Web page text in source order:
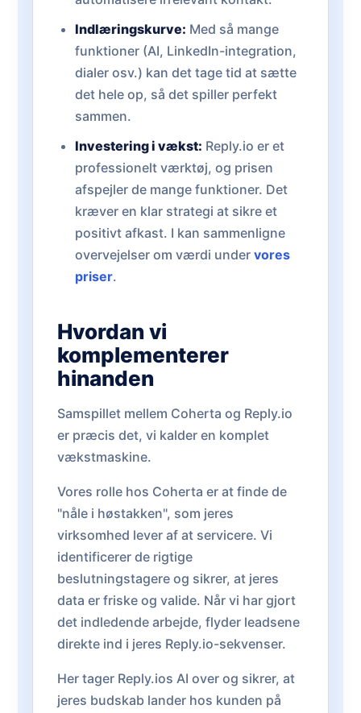
Indlæringskurve: Med så mange
funktioner (AI, LinkedIn-integration,
dialer osv.) kan det tage tid at sætte
det hele op, så det spiller perfekt
sammen.
Investering i vækst: Reply.io er et
professionelt værktøj, og prisen
afspejler de mange funktioner. Det
kræver en klar strategi at sikre et
positivt afkast. I kan sammenligne
overvejelser om værdi under vores
priser.
Hvordan vi
komplementerer
hinanden
Samspillet mellem Coherta og Reply.io
er præcis det, vi kalder en komplet
vækstmaskine.
Vores rolle hos Coherta er at finde de
"nåle i høstakken", som jeres
virksomhed lever af at servicere. Vi
identificerer de rigtige
beslutningstagere og sikrer, at jeres
data er friske og valide. Når vi har gjort
det indledende arbejde, flyder leadsene
direkte ind i jeres Reply.io-sekvenser.
Her tager Reply.ios AI over og sikrer, at
jeres budskab lander hos kunden på